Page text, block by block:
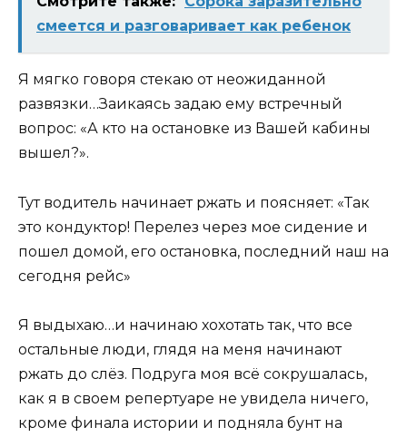
смеется и разговаривает как ребенок
Я мягко говоря стекаю от неожиданной
развязки…Заикаясь задаю ему встречный
вопрос: «А кто на остановке из Вашей кабины
вышел?».
Тут водитель начинает ржать и поясняет: «Так
это кондуктор! Перелез через мое сидение и
пошел домой, его остановка, последний наш на
сегодня рейс»
Я выдыхаю…и начинаю хохотать так, что все
остальные люди, глядя на меня начинают
ржать до слёз. Подруга моя всё сокрушалась,
как я в своем репертуаре не увидела ничего,
кроме финала истории и подняла бунт на